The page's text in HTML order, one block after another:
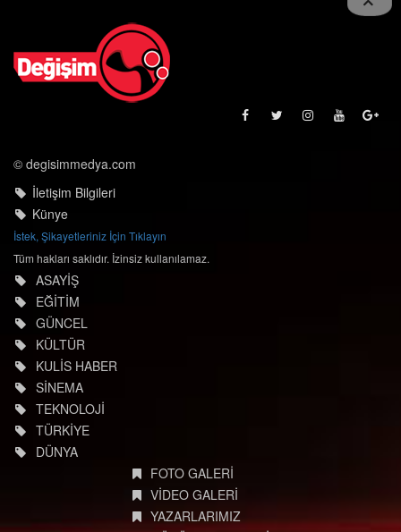
© degisimmedya.com
İletişim Bilgileri
Künye
İstek, Şikayetleriniz İçin Tıklayın
Tüm hakları saklıdır. İzinsiz kullanılamaz.
ASAYİŞ
EĞİTİM
GÜNCEL
KÜLTÜR
KULİS HABER
SİNEMA
TEKNOLOJİ
TÜRKİYE
DÜNYA
FOTO GALERİ
VİDEO GALERİ
YAZARLARIMIZ